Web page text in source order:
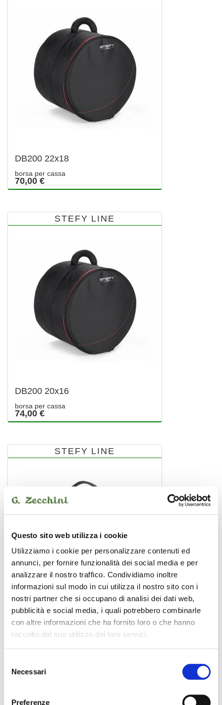
Questo sito web utilizza i cookie
Utilizziamo i cookie per personalizzare contenuti ed
annunci, per fornire funzionalità dei social media e per
analizzare il nostro traffico. Condividiamo inoltre
informazioni sul modo in cui utilizza il nostro sito con i
nostri partner che si occupano di analisi dei dati web,
pubblicità e social media, i quali potrebbero combinarle
con altre informazioni che ha fornito loro o che hanno
raccolto dal suo utilizzo dei loro servizi.
delNecessari
Preferenze
DB200 22x18
borsa per cassa
70,00 €
STEFY LINE
DB200 20x16
borsa per cassa
74,00 €
STEFY LINE
DB200 CY22
borsa per piatti